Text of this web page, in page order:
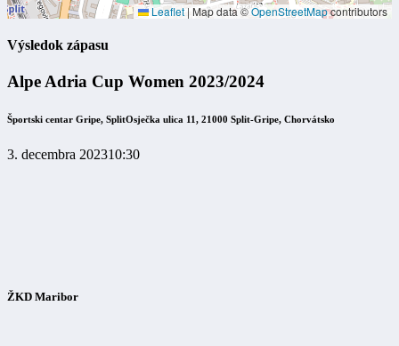
Leaflet | Map data ©OpenStreetMapcontributors
Výsledok zápasu
Alpe Adria Cup Women 2023/2024
Športski centar Gripe, SplitOsječka ulica 11, 21000 Split-Gripe, Chorvátsko
3. decembra 202310:30
ŽKD Maribor